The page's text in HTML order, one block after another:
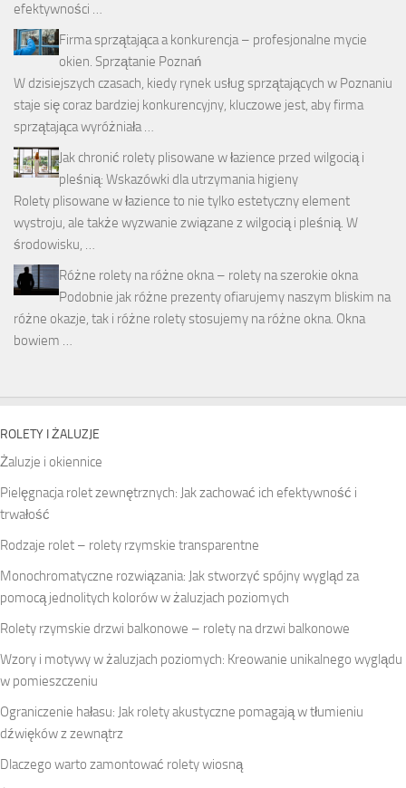
efektywności …
Firma sprzątająca a konkurencja – profesjonalne mycie
okien. Sprzątanie Poznań
W dzisiejszych czasach, kiedy rynek usług sprzątających w Poznaniu
staje się coraz bardziej konkurencyjny, kluczowe jest, aby firma
sprzątająca wyróżniała …
Jak chronić rolety plisowane w łazience przed wilgocią i
pleśnią: Wskazówki dla utrzymania higieny
Rolety plisowane w łazience to nie tylko estetyczny element
wystroju, ale także wyzwanie związane z wilgocią i pleśnią. W
środowisku, …
Różne rolety na różne okna – rolety na szerokie okna
Podobnie jak różne prezenty ofiarujemy naszym bliskim na
różne okazje, tak i różne rolety stosujemy na różne okna. Okna
bowiem …
ROLETY I ŻALUZJE
Żaluzje i okiennice
Pielęgnacja rolet zewnętrznych: Jak zachować ich efektywność i
trwałość
Rodzaje rolet – rolety rzymskie transparentne
Monochromatyczne rozwiązania: Jak stworzyć spójny wygląd za
pomocą jednolitych kolorów w żaluzjach poziomych
Rolety rzymskie drzwi balkonowe – rolety na drzwi balkonowe
Wzory i motywy w żaluzjach poziomych: Kreowanie unikalnego wyglądu
w pomieszczeniu
Ograniczenie hałasu: Jak rolety akustyczne pomagają w tłumieniu
dźwięków z zewnątrz
Dlaczego warto zamontować rolety wiosną